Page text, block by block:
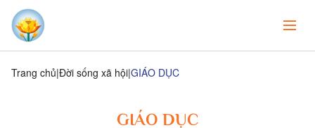
Trang chủ Đời sống xã hội GIÁO DỤC
GIÁO DỤC